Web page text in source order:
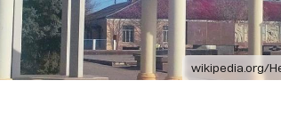
wikipedia.org/